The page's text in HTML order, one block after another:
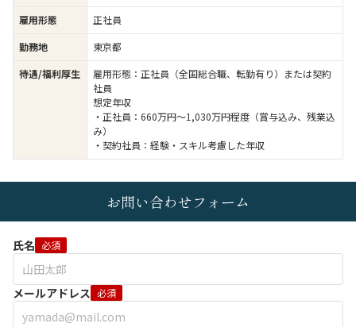
雇用形態
正社員
勤務地
東京都
待遇/福利厚生
雇用形態：正社員（全国総合職、転勤有り）または契約
社員
想定年収
・正社員：660万円～1,030万円程度（賞与込み、残業込
み）
・契約社員：経験・スキル考慮した年収
お問い合わせフォーム
氏名 必須
メールアドレス 必須